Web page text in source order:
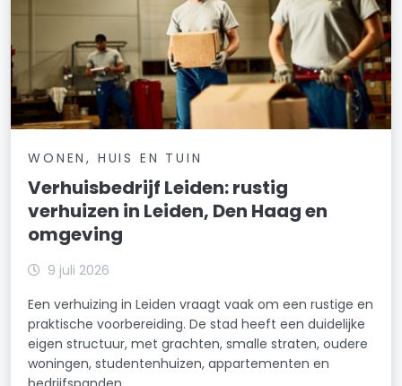
WONEN, HUIS EN TUIN
Verhuisbedrijf Leiden: rustig
verhuizen in Leiden, Den Haag en
omgeving
9 juli 2026
Een verhuizing in Leiden vraagt vaak om een rustige en
praktische voorbereiding. De stad heeft een duidelijke
eigen structuur, met grachten, smalle straten, oudere
woningen, studentenhuizen, appartementen en